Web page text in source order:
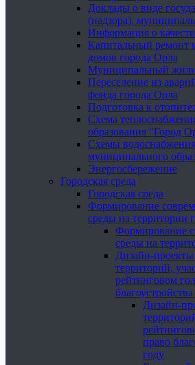
Доклады о виде
(надзора),
Информация о
Капитальный ремонт
домов города Орла
Муниципальный
Переселение из
фонда города Орла
Подготовка к
Схема
образования "Город
Схемы
муниципального
Энергосбережение
Городская среда
Городская среда
Формирование
среды на территории
Формирование
среды на
Дизайн-
территорий,
рейтинговом
Дизайн-
право
году